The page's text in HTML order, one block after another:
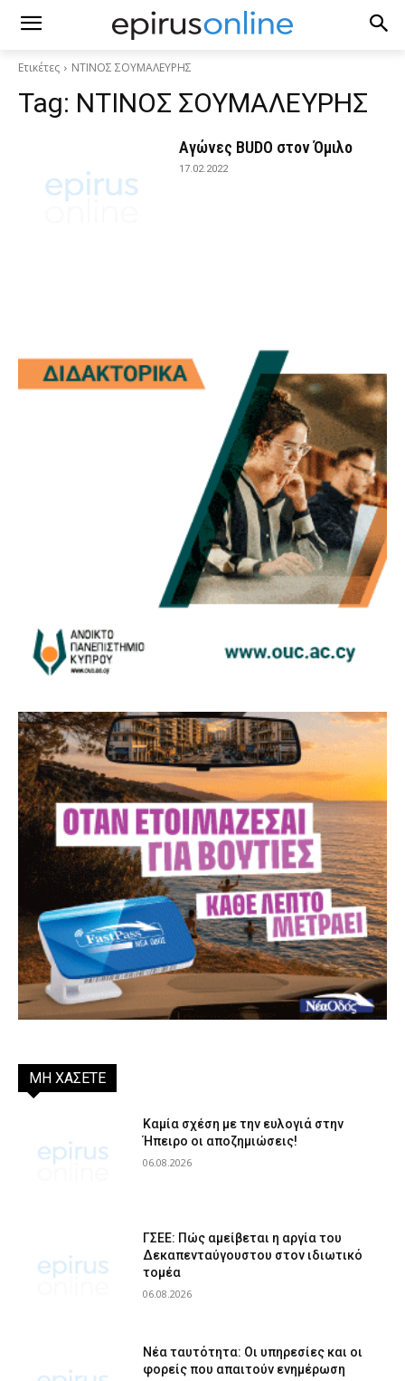
Ετικέτες ΝΤΙΝΟΣ ΣΟΥΜΑΛΕΥΡΗΣ
Tag: ΝΤΙΝΟΣ ΣΟΥΜΑΛΕΥΡΗΣ
Αγώνες BUDO στον Όμιλο
17.02.2022
ΜΗ ΧΑΣΕΤΕ
Καμία σχέση με την ευλογιά στην
Ήπειρο οι αποζημιώσεις!
06.08.2026
ΓΣΕΕ: Πώς αμείβεται η αργία του
Δεκαπενταύγουστου στον ιδιωτικό
τομέα
06.08.2026
Νέα ταυτότητα: Οι υπηρεσίες και οι
φορείς που απαιτούν ενημέρωση